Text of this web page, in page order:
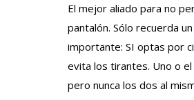
El mejor aliado para no
pantalón. Sólo recuerda
importante: SI optas por
evita los tirantes. Uno o
pero nunca los dos al